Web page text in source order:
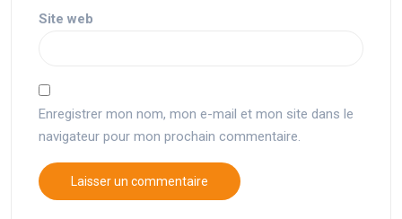
Site web
Enregistrer mon nom, mon e-mail et mon site dans le
navigateur pour mon prochain commentaire.